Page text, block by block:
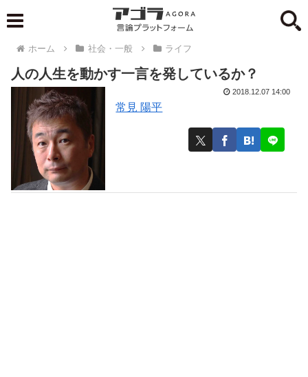
ホーム 社会・一般 ライフ
人の人生を動かす一言を発しているか？
常見 陽平
2018.12.07 14:00